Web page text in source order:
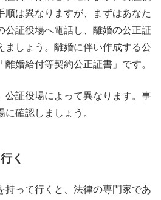
順は異なりますが、まずはあなた
公証役場へ電話し、離婚の公正証
ましょう。離婚に伴い作成する公
婚給付等契約公正証書」です。
公証役場によって異なります。事
確認しましょう。
く
持って行くと、法律の専門家であ